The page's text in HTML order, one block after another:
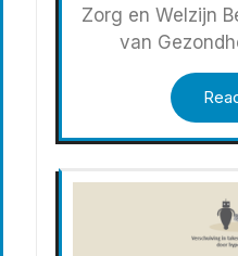
Zorg en Welzijn
van